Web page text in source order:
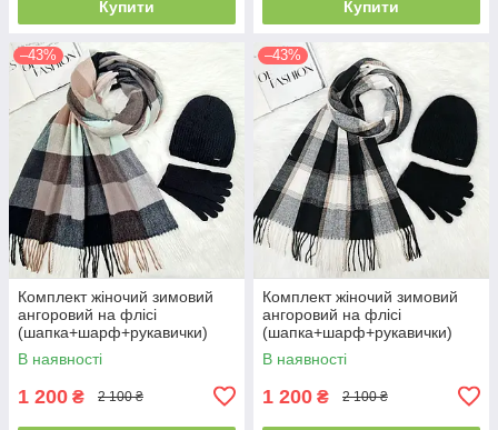
Купити Купити
–43%
Комплект жіночий зимовий
ангоровий на флісі
(шапка+шарф+рукавички)
ODYSSEY 55-58 см
різнокольоровий 12815 -
В наявності
1 200 ₴ 2 100 ₴
–43%
Комплект жіночий зимовий
ангоровий на флісі
(шапка+шарф+рукавички)
ODYSSEY 55-58 см чорний
12815 - 8064 - 4185
В наявності
1 200 ₴ 2 100 ₴